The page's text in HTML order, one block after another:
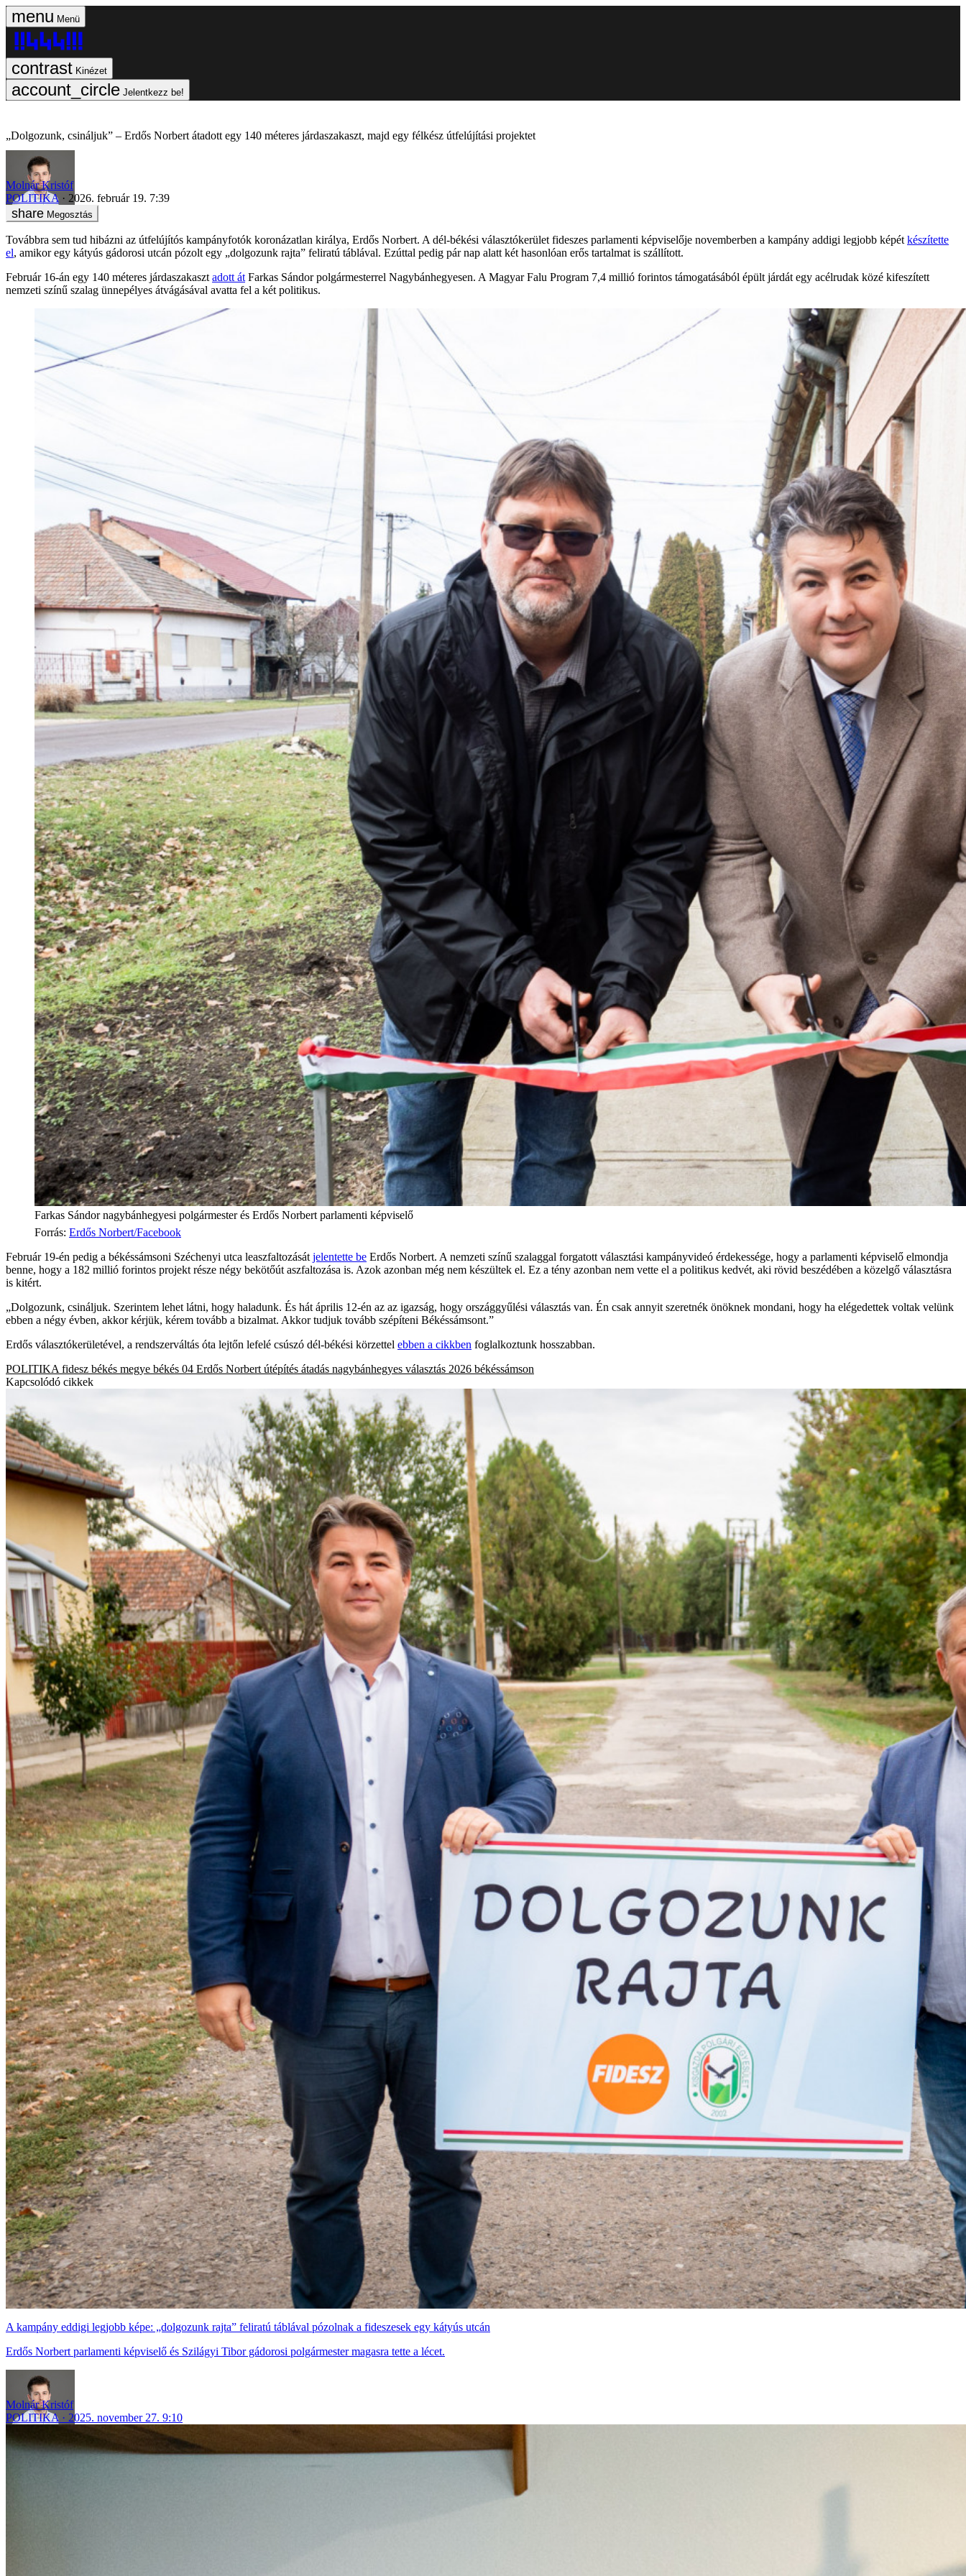
Menü
Kinézet
Jelentkezz be!
„Dolgozunk, csináljuk” – Erdős Norbert átadott egy 140 méteres járdaszakaszt, majd egy félkész útfelújítási projektet
Molnár Kristóf
POLITIKA
2026. február 19. 7:39
Megosztás
Továbbra sem tud hibázni az útfelújítós kampányfotók koronázatlan királya, Erdős Norbert. A dél-békési választókerület fideszes parlamenti képviselője novemberben a kampány addigi legjobb képét készítette
el, amikor egy kátyús gádorosi utcán pózolt egy „dolgozunk rajta” feliratú táblával. Ezúttal pedig pár nap alatt két hasonlóan erős tartalmat is szállított.
Február 16-án egy 140 méteres járdaszakaszt adott át Farkas Sándor polgármesterrel Nagybánhegyesen. A Magyar Falu Program 7,4 millió forintos támogatásából épült járdát egy acélrudak közé kifeszített
nemzeti színű szalag ünnepélyes átvágásával avatta fel a két politikus.
Farkas Sándor nagybánhegyesi polgármester és Erdős Norbert parlamenti képviselő
Forrás: Erdős Norbert/Facebook
Február 19-én pedig a békéssámsoni Széchenyi utca leaszfaltozását jelentette be Erdős Norbert. A nemzeti színű szalaggal forgatott választási kampányvideó érdekessége, hogy a parlamenti képviselő elmondja
benne, hogy a 182 millió forintos projekt része négy bekötőút aszfaltozása is. Azok azonban még nem készültek el. Ez a tény azonban nem vette el a politikus kedvét, aki rövid beszédében a közelgő választásra
is kitért.
„Dolgozunk, csináljuk. Szerintem lehet látni, hogy haladunk. És hát április 12-én az az igazság, hogy országgyűlési választás van. Én csak annyit szeretnék önöknek mondani, hogy ha elégedettek voltak velünk
ebben a négy évben, akkor kérjük, kérem tovább a bizalmat. Akkor tudjuk tovább szépíteni Békéssámsont.”
Erdős választókerületével, a rendszerváltás óta lejtőn lefelé csúszó dél-békési körzettel ebben a cikkben foglalkoztunk hosszabban.
POLITIKA fidesz békés megye békés 04 Erdős Norbert útépítés átadás nagybánhegyes választás 2026 békéssámson
Kapcsolódó cikkek
A kampány eddigi legjobb képe: „dolgozunk rajta” feliratú táblával pózolnak a fideszesek egy kátyús utcán
Erdős Norbert parlamenti képviselő és Szilágyi Tibor gádorosi polgármester magasra tette a lécet.
Molnár Kristóf
POLITIKA
2025. november 27. 9:10